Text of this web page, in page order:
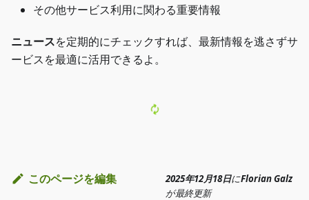
その他サービス利用に関わる重要情報
ニュースを定期的にチェックすれば、最新情報を逃さずサ
ービスを最適に活用できるよ。
このページを編集 2025年12月18日にFlorian Galz
が最終更新